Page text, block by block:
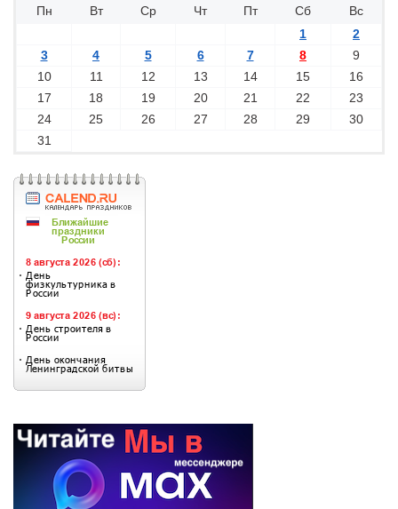
Пн
Вт Ср Чт Пт Сб
Вс
1
2
3
4 5 6 7 8
9
10
11 12 13 14 15
16
17
18 19 20 21 22
23
24
25 26 27 28 29
30
31